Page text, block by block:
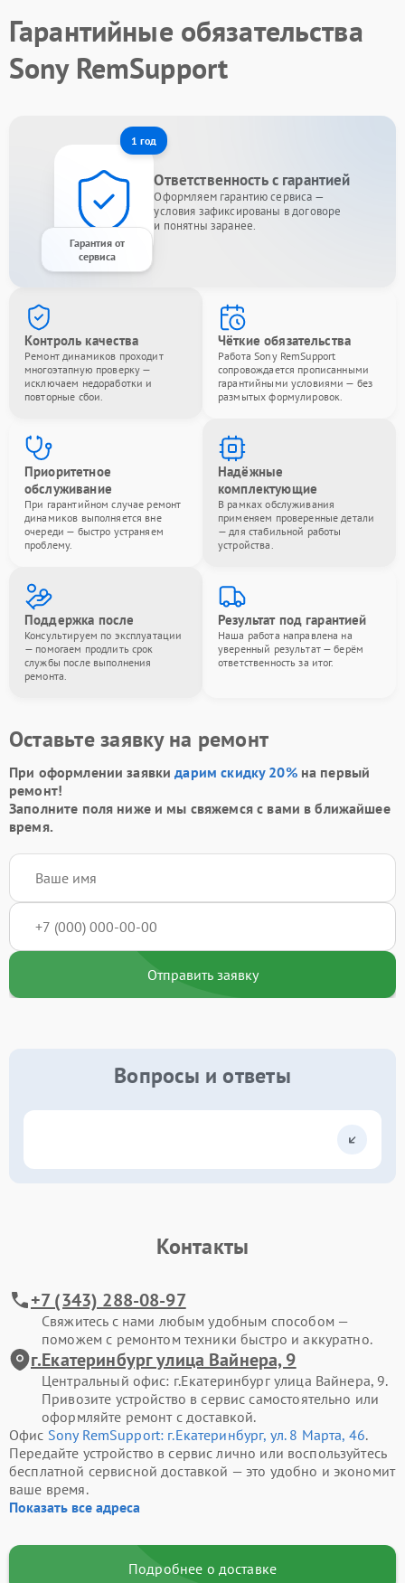
Гарантийные обязательства
Sony RemSupport
1 год
Гарантия от
сервиса
Ответственность с гарантией
Оформляем гарантию сервиса —
условия зафиксированы в договоре
и понятны заранее.
Контроль качества
Ремонт динамиков проходит
многоэтапную проверку —
исключаем недоработки и
повторные сбои.
Чёткие обязательства
Работа Sony RemSupport
сопровождается прописанными
гарантийными условиями — без
размытых формулировок.
Приоритетное
обслуживание
При гарантийном случае ремонт
динамиков выполняется вне
очереди — быстро устраняем
проблему.
Надёжные
комплектующие
В рамках обслуживания
применяем проверенные детали
— для стабильной работы
устройства.
Поддержка после
Консультируем по эксплуатации
— помогаем продлить срок
службы после выполнения
ремонта.
Результат под гарантией
Наша работа направлена на
уверенный результат — берём
ответственность за итог.
Оставьте заявку на ремонт
При оформлении заявкидарим скидку 20%на первый
ремонт!
Заполните поля ниже и мы свяжемся с вами в ближайшее
время.
Отправить заявку
Вопросы и ответы
Контакты
+7 (343) 288-08-97
Свяжитесь с нами любым удобным способом —
поможем с ремонтом техники быстро и аккуратно.
г.Екатеринбург улица Вайнера, 9
Центральный офис: г.Екатеринбург улица Вайнера, 9.
Привозите устройство в сервис самостоятельно или
оформляйте ремонт с доставкой.
Офис Sony RemSupport: г.Екатеринбург, ул. 8 Марта, 46.
Передайте устройство в сервис лично или воспользуйтесь
бесплатной сервисной доставкой — это удобно и экономит
ваше время.
Показать все адреса
Подробнее о доставке